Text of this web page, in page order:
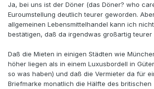
Ja, bei uns ist der Döner (das Döner? who
Euroumstellung deutlich teurer geworden.
allgemeinen Lebensmittelhandel kann ich
bestätigen, daß da irgendwas großartig
Daß die Mieten in einigen Städten wie
höher liegen als in einem Luxusbordell in
so was haben) und daß die Vermieter da für
Briefmarke monatlich die Hälfte des britischen